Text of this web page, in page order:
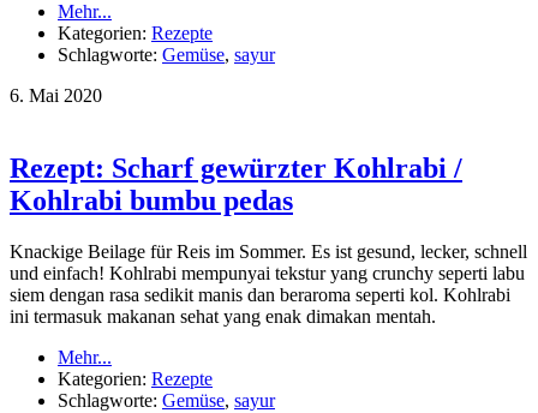
Mehr...
Kategorien: Rezepte
Schlagworte: Gemüse, sayur
6. Mai 2020
Rezept: Scharf gewürzter Kohlrabi /
Kohlrabi bumbu pedas
Knackige Beilage für Reis im Sommer. Es ist gesund, lecker, schnell
und einfach! Kohlrabi mempunyai tekstur yang crunchy seperti labu
siem dengan rasa sedikit manis dan beraroma seperti kol. Kohlrabi
ini termasuk makanan sehat yang enak dimakan mentah.
Mehr...
Kategorien: Rezepte
Schlagworte: Gemüse, sayur